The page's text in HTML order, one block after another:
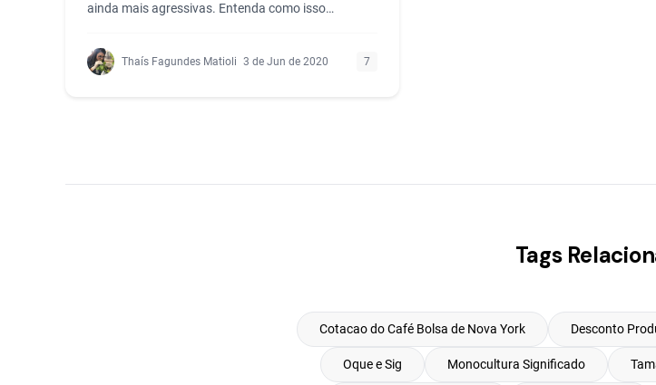
ainda mais agressivas. Entenda como isso
Thaís Fagundes Matioli 3 de Jun de 2020 7
Tags
Cotacao do Café Bolsa de Nova York Desconto
Oque e Sig Monocultura Significado